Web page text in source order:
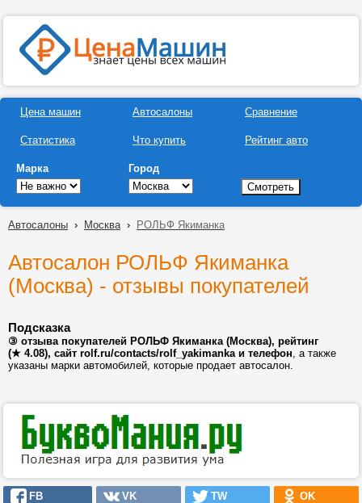
Цена машин
Статистика
Автосалоны
Что купить
Сравнение
Рейтинг авто
Марка Город
Автосалоны › Москва› РОЛЬФ Якиманка
Автосалон РОЛЬФ Якиманка
(Москва) - отзывы покупателей
Подсказка
③ отзыва покупателей РОЛЬФ Якиманка (Москва), рейтинг
(★ 4.08), сайт rolf.ru/contacts/rolf_yakimanka и телефон, а также
указаны марки автомобилей, которые продает автосалон.
FB VK TW OK